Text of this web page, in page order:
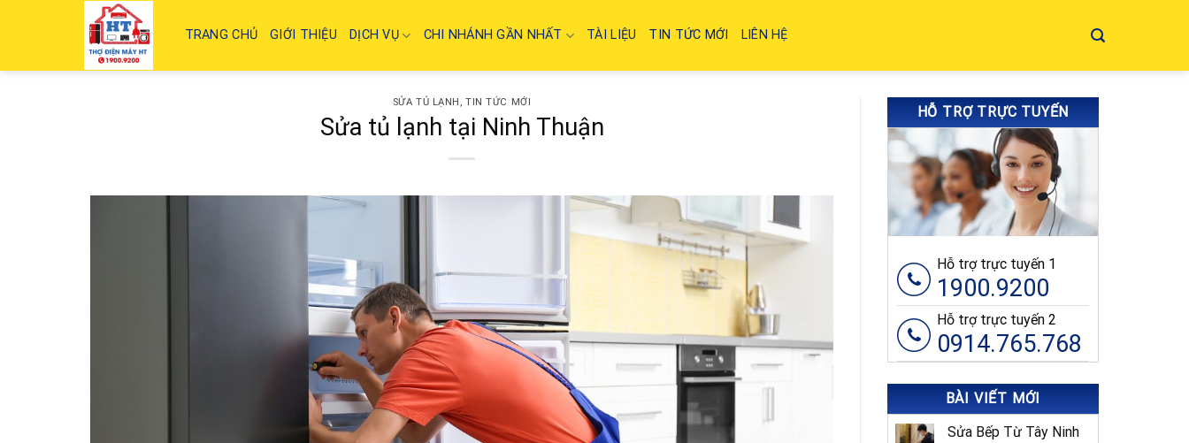
TRANG CHỦ GIỚI THIỆU DỊCH VỤ CHI NHÁNH GẦN NHẤT TÀI LIỆU TIN TỨC MỚI LIÊN HỆ
SỬA TỦ LẠNH ,TIN TỨC MỚI
Sửa tủ lạnh tại Ninh Thuận
HỖ TRỢ TRỰC TUYẾN
Hỗ trợ trực tuyến 1
1900.9200
Hỗ trợ trực tuyến 2
0914.765.768
BÀI VIẾT MỚI
Sửa Bếp Từ Tây Ninh